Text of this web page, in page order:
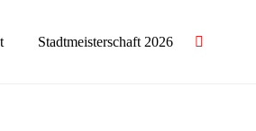
Stadtmeisterschaft 2026